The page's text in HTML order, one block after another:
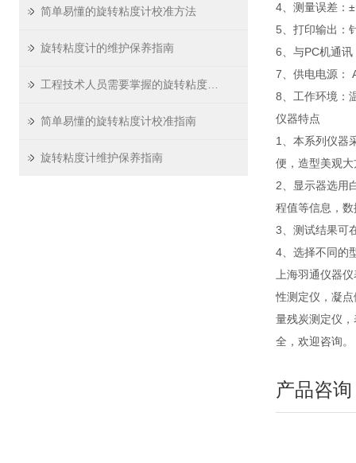
简单易懂的旋转粘度计校准方法
旋转粘度计的维护保养指南
简单易懂的旋转粘度计校准指南
旋转粘度计维护保养指南
4、测量误差：
5、打印输出：
6、与PC机通
7、供电电源：
8、工作环境：
仪器特点
1、本系列仪器
便，造型美观
2、显示器选用
程值等信息，
3、测试结果可
4、选择不同的
上海羽通仪器
性测定仪，凝
量残炭测定仪
全，欢迎咨询。
产品咨询